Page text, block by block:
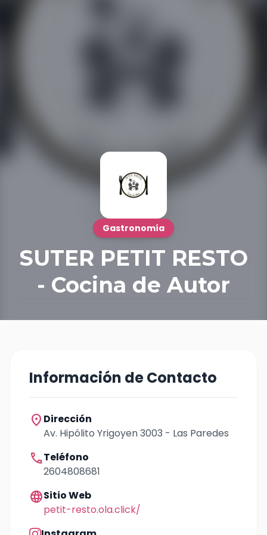
Gastronomía
SUTER PETIT RESTO
- Cocina de Autor
Información de Contacto
location_on Dirección
Av. Hipólito Yrigoyen 3003 - Las Paredes
callTeléfono
2604808681
languageSitio Web
petit-resto.ola.click/